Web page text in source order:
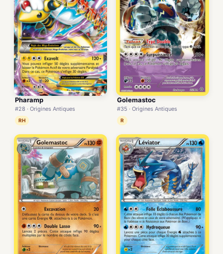
Pharamp
#28 · Origines Antiques
RH
Golemastoc
#35 · Origines Antiques
R